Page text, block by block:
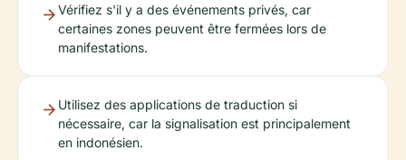
Vérifiez s'il y a des événements privés, car
certaines zones peuvent être fermées lors de
manifestations.
Utilisez des applications de traduction si
nécessaire, car la signalisation est principalement
en indonésien.